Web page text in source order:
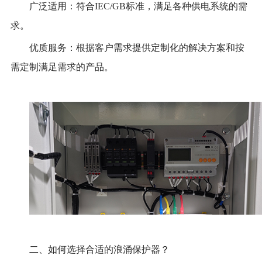
广泛适用： 符合IEC/GB标准，满足各种供电系统的需
求。
优质服务：根据客户需求提供定制化的解决方案和按
需定制满足需求的产品。
二、如何选择合适的浪涌保护器？